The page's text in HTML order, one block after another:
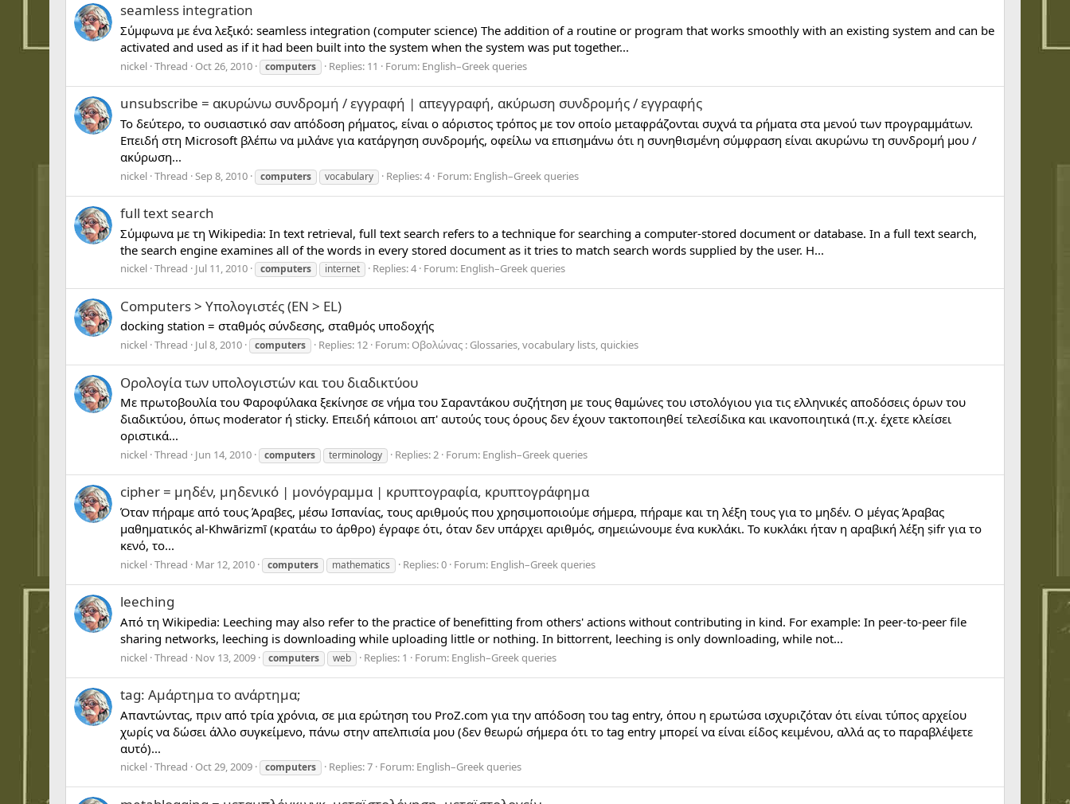
seamless integration
Σύμφωνα με ένα λεξικό: seamless integration (computer science) The addition of a routine or program that works smoothly with an existing system and can be
activated and used as if it had been built into the system when the system was put together...
nickel Thread Oct 26, 2010 computers Replies: 11 Forum: English–Greek queries
unsubscribe = ακυρώνω συνδρομή / εγγραφή | απεγγραφή, ακύρωση συνδρομής / εγγραφής
Το δεύτερο, το ουσιαστικό σαν απόδοση ρήματος, είναι ο αόριστος τρόπος με τον οποίο μεταφράζονται συχνά τα ρήματα στα μενού των προγραμμάτων.
Επειδή στη Microsoft βλέπω να μιλάνε για κατάργηση συνδρομής, οφείλω να επισημάνω ότι η συνηθισμένη σύμφραση είναι ακυρώνω τη συνδρομή μου /
ακύρωση...
nickel Thread Sep 8, 2010 computers vocabulary Replies: 4 Forum: English–Greek queries
full text search
Σύμφωνα με τη Wikipedia: In text retrieval, full text search refers to a technique for searching a computer-stored document or database. In a full text search,
the search engine examines all of the words in every stored document as it tries to match search words supplied by the user. Η...
nickel Thread Jul 11, 2010 computers internet Replies: 4 Forum: English–Greek queries
Computers > Υπολογιστές (EN > EL)
docking station = σταθμός σύνδεσης, σταθμός υποδοχής
nickel Thread Jul 8, 2010 computers Replies: 12 Forum: Οβολώνας : Glossaries, vocabulary lists, quickies
Ορολογία των υπολογιστών και του διαδικτύου
Με πρωτοβουλία του Φαροφύλακα ξεκίνησε σε νήμα του Σαραντάκου συζήτηση με τους θαμώνες του ιστολόγιου για τις ελληνικές αποδόσεις όρων του
διαδικτύου, όπως moderator ή sticky. Επειδή κάποιοι απ' αυτούς τους όρους δεν έχουν τακτοποιηθεί τελεσίδικα και ικανοποιητικά (π.χ. έχετε κλείσει
οριστικά...
nickel Thread Jun 14, 2010 computers terminology Replies: 2 Forum: English–Greek queries
cipher = μηδέν, μηδενικό | μονόγραμμα | κρυπτογραφία, κρυπτογράφημα
Όταν πήραμε από τους Άραβες, μέσω Ισπανίας, τους αριθμούς που χρησιμοποιούμε σήμερα, πήραμε και τη λέξη τους για το μηδέν. Ο μέγας Άραβας
μαθηματικός al-Khwārizmī (κρατάω το άρθρο) έγραφε ότι, όταν δεν υπάρχει αριθμός, σημειώνουμε ένα κυκλάκι. Το κυκλάκι ήταν η αραβική λέξη ṣifr για το
κενό, το...
nickel Thread Mar 12, 2010 computers mathematics Replies: 0 Forum: English–Greek queries
leeching
Από τη Wikipedia: Leeching may also refer to the practice of benefitting from others' actions without contributing in kind. For example: In peer-to-peer file
sharing networks, leeching is downloading while uploading little or nothing. In bittorrent, leeching is only downloading, while not...
nickel Thread Nov 13, 2009 computers web Replies: 1 Forum: English–Greek queries
tag: Αμάρτημα το ανάρτημα;
Απαντώντας, πριν από τρία χρόνια, σε μια ερώτηση του ProZ.com για την απόδοση του tag entry, όπου η ερωτώσα ισχυριζόταν ότι είναι τύπος αρχείου
χωρίς να δώσει άλλο συγκείμενο, πάνω στην απελπισία μου (δεν θεωρώ σήμερα ότι το tag entry μπορεί να είναι είδος κειμένου, αλλά ας το παραβλέψετε
αυτό)...
nickel Thread Oct 29, 2009 computers Replies: 7 Forum: English–Greek queries